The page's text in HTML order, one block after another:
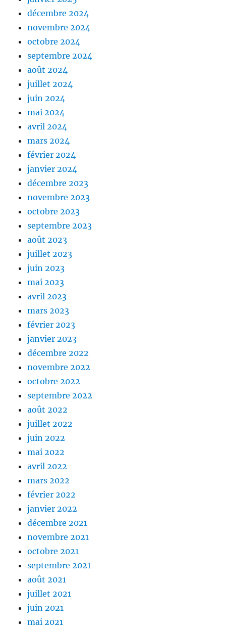
décembre 2024
novembre 2024
octobre 2024
septembre 2024
août 2024
juillet 2024
juin 2024
mai 2024
avril 2024
mars 2024
février 2024
janvier 2024
décembre 2023
novembre 2023
octobre 2023
septembre 2023
août 2023
juillet 2023
juin 2023
mai 2023
avril 2023
mars 2023
février 2023
janvier 2023
décembre 2022
novembre 2022
octobre 2022
septembre 2022
août 2022
juillet 2022
juin 2022
mai 2022
avril 2022
mars 2022
février 2022
janvier 2022
décembre 2021
novembre 2021
octobre 2021
septembre 2021
août 2021
juillet 2021
juin 2021
mai 2021